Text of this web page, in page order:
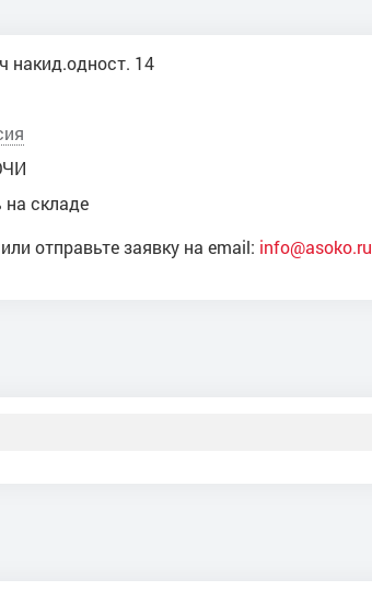
накид.одност. 14
на складе
отправьте заявку на email: info@asoko.ru